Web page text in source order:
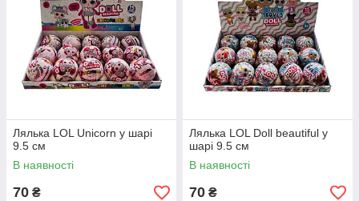
Лялька LOL Unicorn у шарі
9.5 см
В наявності
70 ₴
Лялька LOL Doll beautiful у
шарі 9.5 см
В наявності
70 ₴